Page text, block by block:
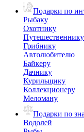
Подарки по
Рыбаку
Охотнику
Путешественнику
Грибнику
Автолюбителю
Байкеру
Дачнику
Курильщику
Коллекционеру
Меломану
Подарки по
Водолей